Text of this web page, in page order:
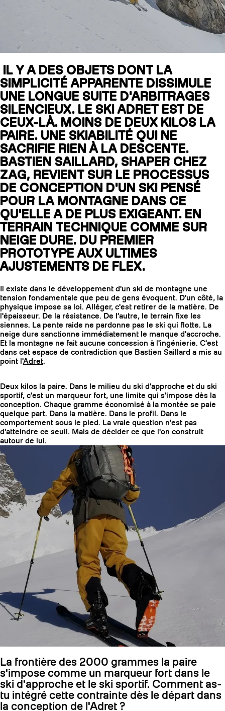
LITE
SLAP 92
UBAC 102
BÂTONS
COUTEAUX
IL Y A DES OBJETS DONT LA
SIMPLICITÉ APPARENTE DISSIMULE
UNE LONGUE SUITE D'ARBITRAGES
SILENCIEUX. LE SKI ADRET EST DE
CEUX-LÀ. MOINS DE DEUX KILOS LA
PAIRE. UNE SKIABILITÉ QUI NE
SACRIFIE RIEN À LA DESCENTE.
BASTIEN SAILLARD, SHAPER CHEZ
ZAG, REVIENT SUR LE PROCESSUS
DE CONCEPTION D'UN SKI PENSÉ
POUR LA MONTAGNE DANS CE
QU'ELLE A DE PLUS EXIGEANT. EN
TERRAIN TECHNIQUE COMME SUR
NEIGE DURE. DU PREMIER
PROTOTYPE AUX ULTIMES
AJUSTEMENTS DE FLEX.
Il existe dans le développement d'un ski de montagne une
tension fondamentale que peu de gens évoquent. D'un côté, la
physique impose sa loi. Alléger, c'est retirer de la matière. De
l'épaisseur. De la résistance. De l'autre, le terrain fixe les
siennes. La pente raide ne pardonne pas le ski qui flotte. La
neige dure sanctionne immédiatement le manque d'accroche.
Et la montagne ne fait aucune concession à l'ingénierie. C'est
dans cet espace de contradiction que Bastien Saillard a mis au
point l'Adret.
Deux kilos la paire. Dans le milieu du ski d'approche et du ski
sportif, c'est un marqueur fort, une limite qui s'impose dès la
conception. Chaque gramme économisé à la montée se paie
quelque part. Dans la matière. Dans le profil. Dans le
comportement sous le pied. La vraie question n'est pas
d'atteindre ce seuil. Mais de décider ce que l'on construit
autour de lui.
La frontière des 2000 grammes la paire
s'impose comme un marqueur fort dans le
ski d'approche et le ski sportif. Comment as-
tu intégré cette contrainte dès le départ dans
la conception de l'Adret ?